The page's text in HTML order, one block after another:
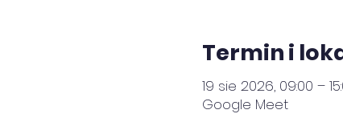
Termin i
19 sie 2026, 09:00 –
Google Meet